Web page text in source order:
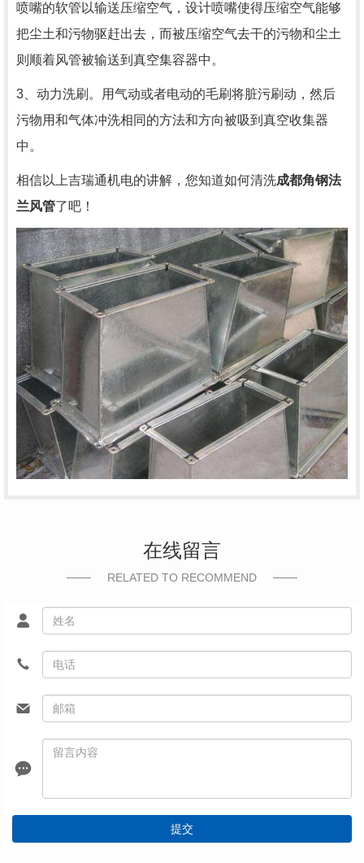
喷嘴的软管以输送压缩空气，设计喷嘴使得压缩空气能够
把尘土和污物驱赶出去，而被压缩空气去干的污物和尘土
则顺着风管被输送到真空集容器中。
3、动力洗刷。用气动或者电动的毛刷将脏污刷动，然后
污物用和气体冲洗相同的方法和方向被吸到真空收集器
中。
相信以上吉瑞通机电的讲解，您知道如何清洗成都角钢法
兰风管了吧！
在线留言
RELATED TO RECOMMEND
提交